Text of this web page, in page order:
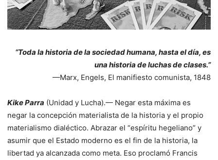
“Toda la historia de la sociedad humana, hasta el día, es
una historia de luchas de clases.”
—Marx, Engels, El manifiesto comunista, 1848
Kike Parra (Unidad y Lucha).— Negar esta máxima es
negar la concepción materialista de la historia y el propio
materialismo dialéctico. Abrazar el “espíritu hegeliano” y
asumir que el Estado moderno es el fin de la historia, la
libertad ya alcanzada como meta. Eso proclamó Francis